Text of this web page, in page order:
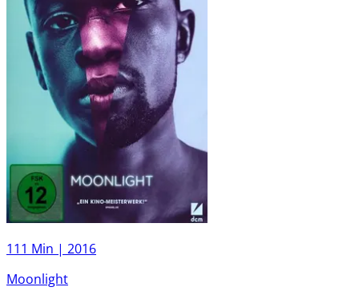
111 Min | 2016
Moonlight